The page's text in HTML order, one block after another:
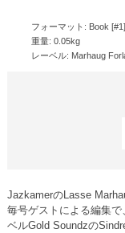
フォーマット: Book [#1]
重量: 0.05kg
レーベル: Marhaug
JazkamerのLasse
毎号ゲストによる編集
ベルGold Soundzの